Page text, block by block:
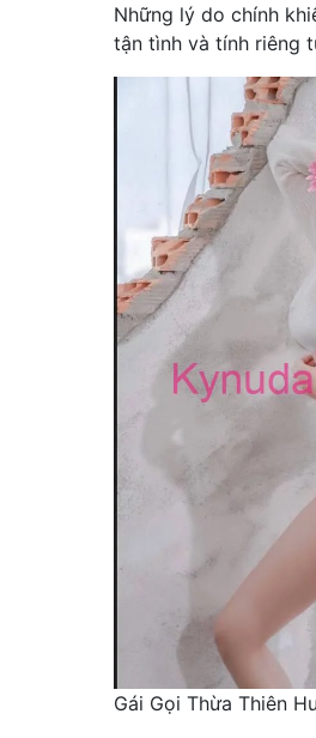
Những lý do chính
tận tình và tính riêng
Gái Gọi Thừa Thiên